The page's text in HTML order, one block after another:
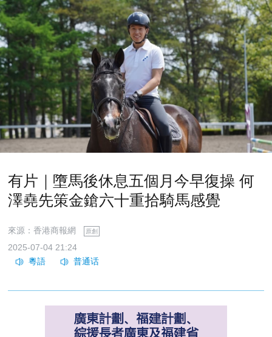
有片｜墮馬後休息五個月今早復操 何
澤堯先策金鎗六十重拾騎馬感覺
來源：香港商報網 原創
2025-07-04 21:24